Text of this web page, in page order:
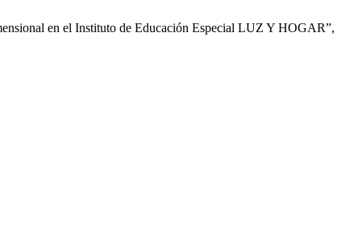
en el Instituto de Educación Especial LUZ Y HOGAR”,